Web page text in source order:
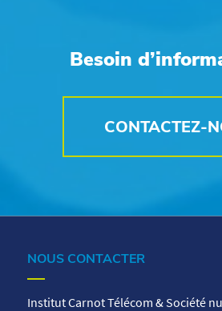
Besoin
CONTACTEZ-
NOUS CONTACTER
Institut Carnot Télécom & Société